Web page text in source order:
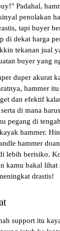
Padahal,
penolakan
tapi buyer
di dekat harga
tekanan jual
buyer yang
duper akurat
hammer
dan efektif
di mana
pegang di
hammer.
hammer
lebih berisiko.
kamu bakal lihat
drastis!
support itu